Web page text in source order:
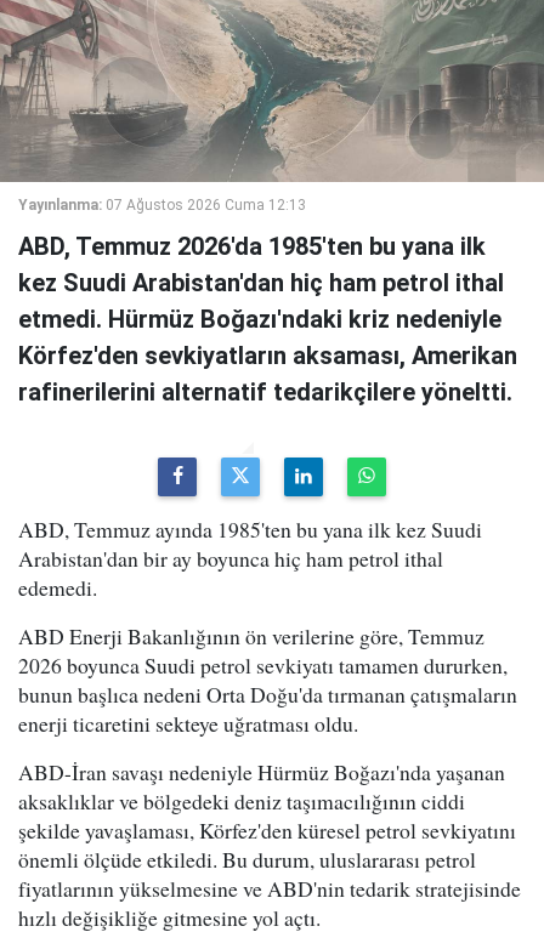
Yayınlanma: 07 Ağustos 2026 Cuma 12:13
ABD, Temmuz 2026'da 1985'ten bu yana ilk
kez Suudi Arabistan'dan hiç ham petrol ithal
etmedi. Hürmüz Boğazı'ndaki kriz nedeniyle
Körfez'den sevkiyatların aksaması, Amerikan
rafinerilerini alternatif tedarikçilere yöneltti.
ABD, Temmuz ayında 1985'ten bu yana ilk kez Suudi
Arabistan'dan bir ay boyunca hiç ham petrol ithal
edemedi.
ABD Enerji Bakanlığının ön verilerine göre, Temmuz
2026 boyunca Suudi petrol sevkiyatı tamamen dururken,
bunun başlıca nedeni Orta Doğu'da tırmanan çatışmaların
enerji ticaretini sekteye uğratması oldu.
ABD-İran savaşı nedeniyle Hürmüz Boğazı'nda yaşanan
aksaklıklar ve bölgedeki deniz taşımacılığının ciddi
şekilde yavaşlaması, Körfez'den küresel petrol sevkiyatını
önemli ölçüde etkiledi. Bu durum, uluslararası petrol
fiyatlarının yükselmesine ve ABD'nin tedarik stratejisinde
hızlı değişikliğe gitmesine yol açtı.